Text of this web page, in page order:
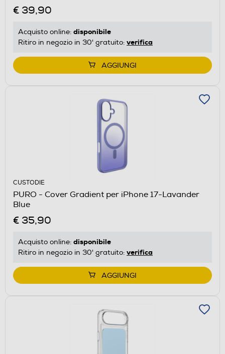
€ 39,90
Acquisto online: disponibile
Ritiro in negozio in 30' gratuito: verifica
AGGIUNGI
CUSTODIE
PURO - Cover Gradient per iPhone 17-Lavander
Blue
€ 35,90
Acquisto online: disponibile
Ritiro in negozio in 30' gratuito: verifica
AGGIUNGI